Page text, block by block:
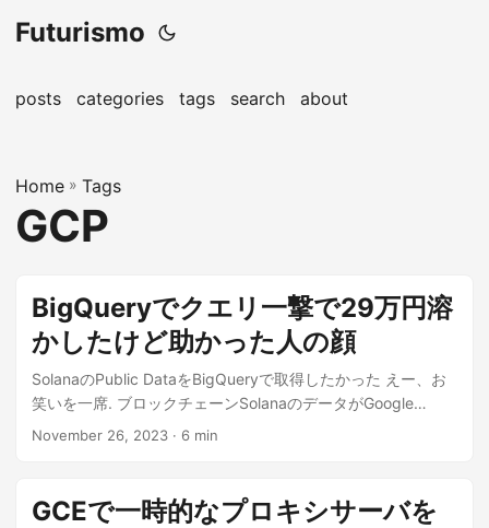
Futurismo
posts categories tags search about
Home » Tags
GCP
BigQueryでクエリ一撃で29万円溶
かしたけど助かった人の顔
SolanaのPublic DataをBigQueryで取得したかった えー、お
笑いを一席. ブロックチェーンSolanaのデータがGoogle
Cloud...
November 26, 2023 · 6 min
GCEで一時的なプロキシサーバを